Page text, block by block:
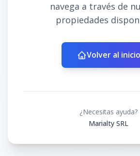
navega a través de
propiedades
Volver al inicio
¿Necesitas ayuda?
Marialty SRL